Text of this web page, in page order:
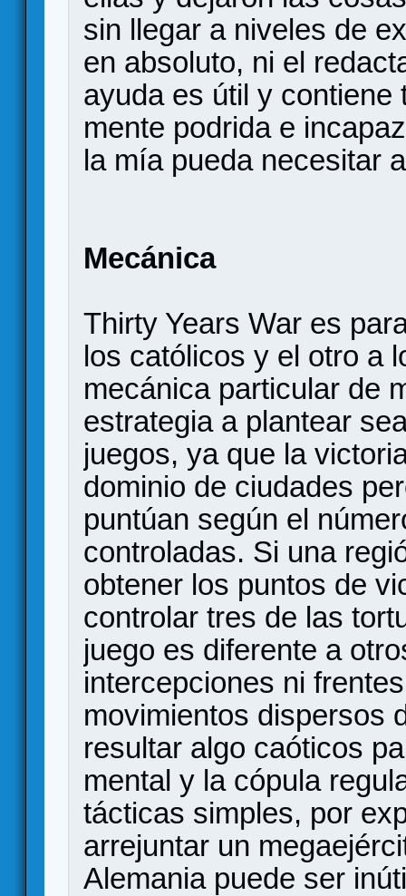
sin llegar a niveles de
en absoluto, ni el
ayuda es útil y contiene
mente podrida e
la mía pueda necesitar
Mecánica
Thirty Years War es
los católicos y el otro a
mecánica particular de
estrategia a plantear
juegos, ya que la
dominio de ciudades
puntúan según el
controladas. Si una
obtener los puntos de
controlar tres de las
juego es diferente a
intercepciones ni
movimientos dispersos
resultar algo caóticos
mental y la cópula
tácticas simples, por
arrejuntar un
Alemania puede ser